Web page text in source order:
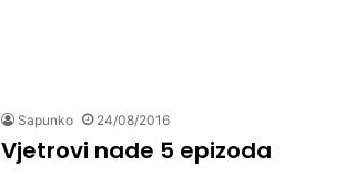
Sapunko 24/08/2016
Vjetrovi nade 5 epizoda